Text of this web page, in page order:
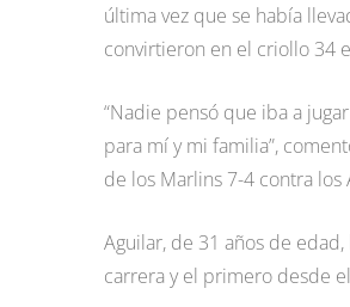
última vez que se había
convirtieron en el criollo 34
“Nadie pensó que iba a
para mí y mi familia”,
de los Marlins 7-4 contra
Aguilar, de 31 años de
carrera y el primero desde